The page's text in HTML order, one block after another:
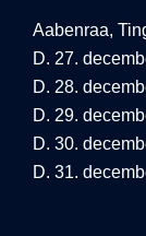
Aabenraa,
D. 27.
D. 28.
D. 29.
D. 30.
D. 31.